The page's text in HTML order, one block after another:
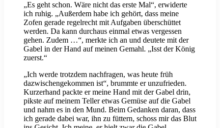
„Es geht schon. Wäre nicht das erste Mal“, erwiderte
ich ruhig. „Außerdem habe ich gehört, dass meine
Zofen gerade regelrecht mit Aufgaben überschüttet
werden. Da kann durchaus einmal etwas vergessen
gehen. Zudem …“, merkte ich an und deutete mit der
Gabel in der Hand auf meinen Gemahl. „Isst der König
zuerst.“
„Ich werde trotzdem nachfragen, was heute früh
dazwischengekommen ist“, brummte er unzufrieden.
Kurzerhand packte er meine Hand mit der Gabel drin,
pikste auf meinem Teller etwas Gemüse auf die Gabel
und nahm es in den Mund. Beim Gedanken daran, dass
ich gerade dabei war, ihn zu füttern, schoss mir das Blut